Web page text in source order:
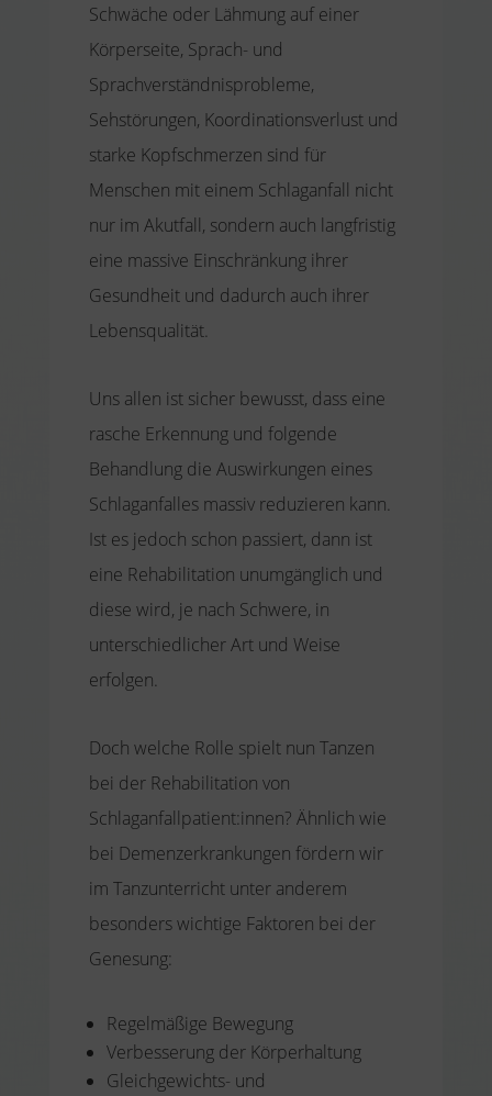
Schwäche oder Lähmung auf einer
Körperseite, Sprach- und
Sprachverständnisprobleme,
Sehstörungen, Koordinationsverlust und
starke Kopfschmerzen sind für
Menschen mit einem Schlaganfall nicht
nur im Akutfall, sondern auch langfristig
eine massive Einschränkung ihrer
Gesundheit und dadurch auch ihrer
Lebensqualität.
Uns allen ist sicher bewusst, dass eine
rasche Erkennung und folgende
Behandlung die Auswirkungen eines
Schlaganfalles massiv reduzieren kann.
Ist es jedoch schon passiert, dann ist
eine Rehabilitation unumgänglich und
diese wird, je nach Schwere, in
unterschiedlicher Art und Weise
erfolgen.
Doch welche Rolle spielt nun Tanzen
bei der Rehabilitation von
Schlaganfallpatient:innen? Ähnlich wie
bei Demenzerkrankungen fördern wir
im Tanzunterricht unter anderem
besonders wichtige Faktoren bei der
Genesung:
Regelmäßige Bewegung
Verbesserung der Körperhaltung
Gleichgewichts- und